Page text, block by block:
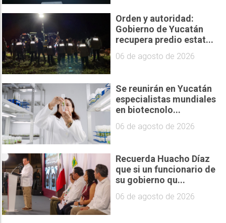
Orden y autoridad:
Gobierno de Yucatán
recupera predio estat...
06 de agosto de 2026
Se reunirán en Yucatán
especialistas mundiales
en biotecnolo...
06 de agosto de 2026
Recuerda Huacho Díaz
que si un funcionario de
su gobierno qu...
06 de agosto de 2026